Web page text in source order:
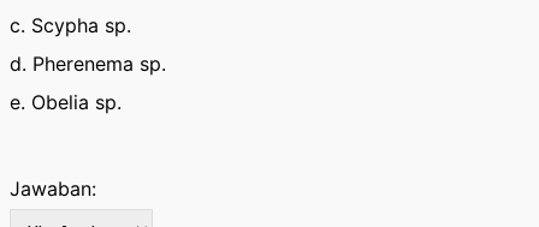
c. Scypha sp.
d. Pherenema sp.
e. Obelia sp.
Jawaban: